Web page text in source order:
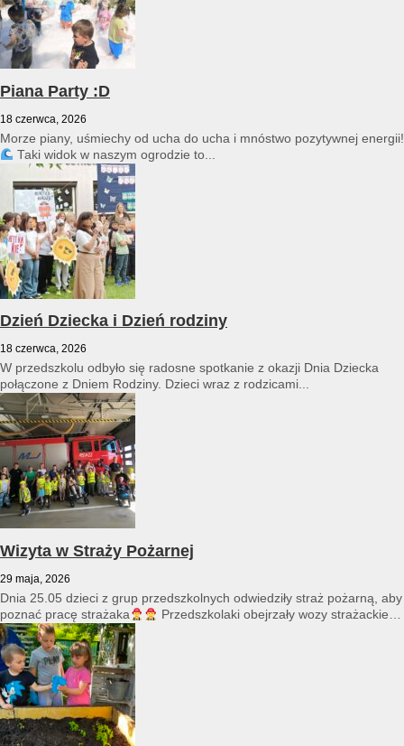
Piana Party :D
18 czerwca, 2026
Morze piany, uśmiechy od ucha do ucha i mnóstwo pozytywnej energii!
Taki widok w naszym ogrodzie to...
Dzień Dziecka i Dzień rodziny
18 czerwca, 2026
W przedszkolu odbyło się radosne spotkanie z okazji Dnia Dziecka
połączone z Dniem Rodziny. Dzieci wraz z rodzicami...
Wizyta w Straży Pożarnej
29 maja, 2026
Dnia 25.05 dzieci z grup przedszkolnych odwiedziły straż pożarną, aby
poznać pracę strażaka
Przedszkolaki obejrzały wozy strażackie
i...